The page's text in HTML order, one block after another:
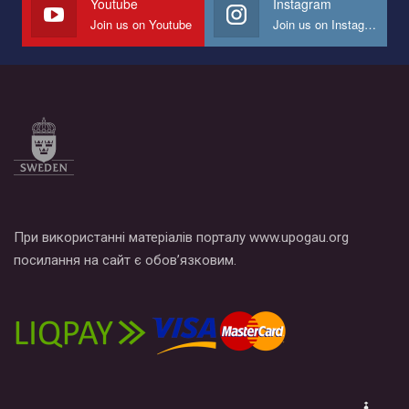
Все, что вам нужно сделать - это зайти на наш канал YouTube
по этой ссылке и поставить лайк под видео.
Join us on Youtube Join us on Instagram
При використанні матеріалів порталу www.upogau.org
посилання на сайт є обов’язковим.